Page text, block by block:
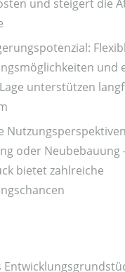
und steigert die
und
unterstützen
oder Neubebauung
bietet zahlreiche